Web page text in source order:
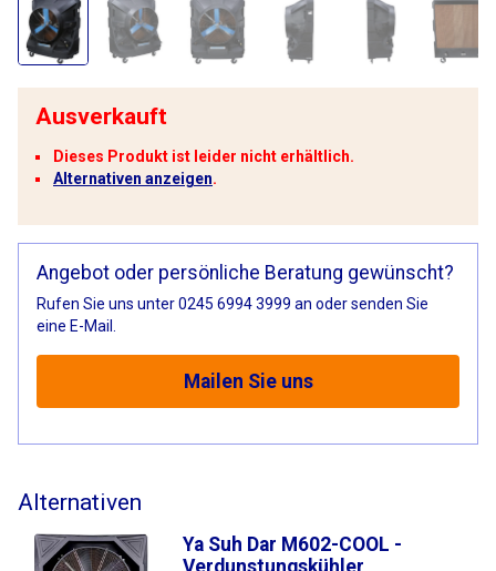
Ausverkauft
Dieses Produkt ist leider nicht erhältlich.
Alternativen anzeigen.
Angebot oder persönliche Beratung gewünscht?
Rufen Sie uns unter 0245 6994 3999 an oder senden Sie
eine E-Mail.
Mailen Sie uns
Alternativen
Ya Suh Dar M602-COOL -
Verdunstungskühler